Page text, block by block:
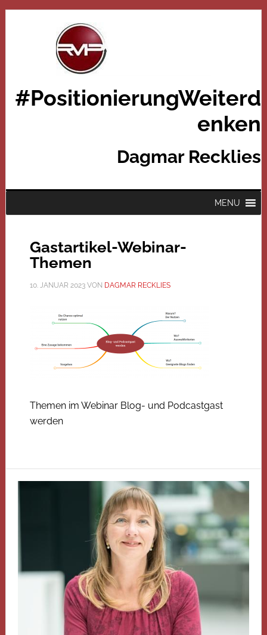
#PositionierungWeiterd
enken
Dagmar Recklies
MENU
Gastartikel-Webinar-
Themen
10. JANUAR 2023VON DAGMAR RECKLIES
Themen im Webinar Blog- und Podcastgast
werden